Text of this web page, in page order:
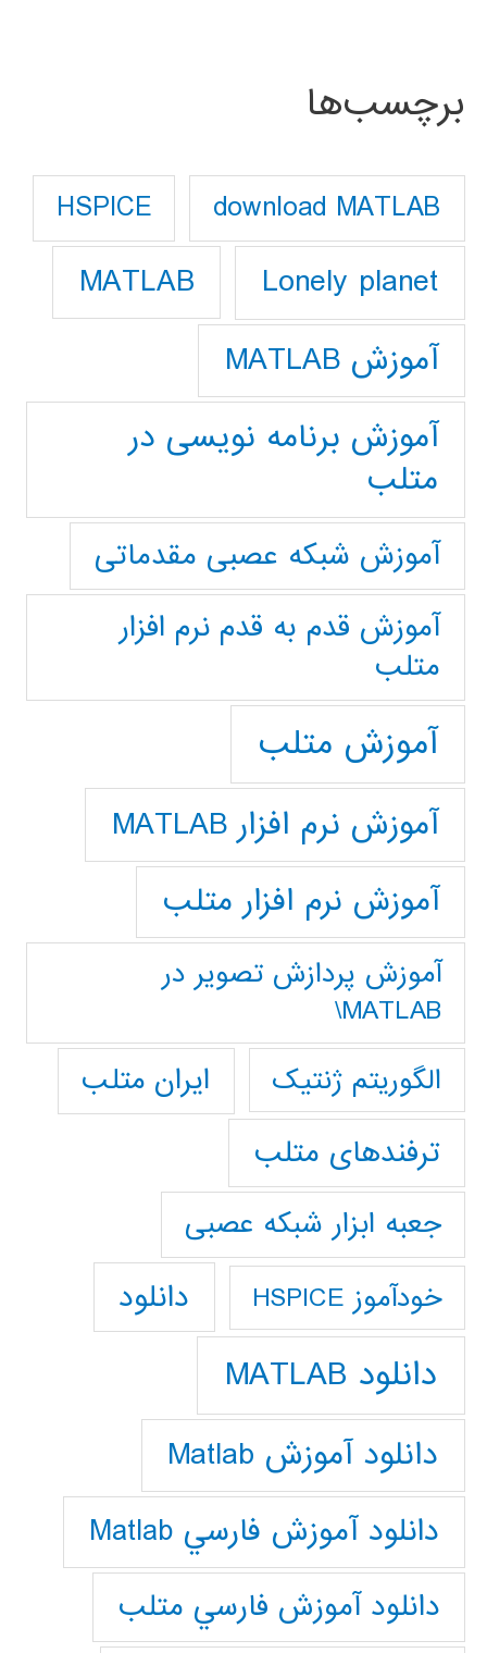
برچسب‌ها
download MATLAB
HSPICE
Lonely planet
MATLAB
آموزش MATLAB
آموزش برنامه نویسی در
متلب
آموزش شبکه عصبی مقدماتی
آموزش قدم به قدم نرم افزار
متلب
آموزش متلب
آموزش نرم افزار MATLAB
آموزش نرم افزار متلب
آموزش پردازش تصوير در
MATLAB\
الگوریتم ژنتیک
ایران متلب
ترفندهای متلب
جعبه ابزار شبکه عصبی
خودآموز HSPICE دانلود
دانلود MATLAB
دانلود آموزش Matlab
دانلود آموزش فارسي Matlab
دانلود آموزش فارسي متلب